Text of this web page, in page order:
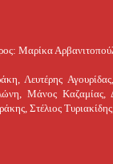
Μαρίκα
Λευτέρης
Μάνος Καζαμίας,
Στέλιος